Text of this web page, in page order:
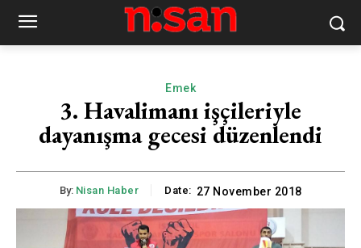
Emek
3. Havalimanı işçileriyle
dayanışma gecesi düzenlendi
By: Nisan Haber Date: 27 November 2018